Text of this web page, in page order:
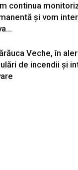
continua
și vom
Veche, în
de incendii și